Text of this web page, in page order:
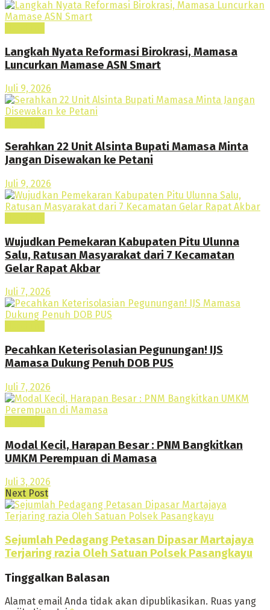
Langkah Nyata Reformasi Birokrasi, Mamasa
Luncurkan Mamase ASN Smart
Juli 9, 2026
Serahkan 22 Unit Alsinta Bupati Mamasa Minta
Jangan Disewakan ke Petani
Juli 9, 2026
Wujudkan Pemekaran Kabupaten Pitu Ulunna
Salu, Ratusan Masyarakat dari 7 Kecamatan
Gelar Rapat Akbar
Juli 7, 2026
Pecahkan Keterisolasian Pegunungan! IJS
Mamasa Dukung Penuh DOB PUS
Juli 7, 2026
Modal Kecil, Harapan Besar : PNM Bangkitkan
UMKM Perempuan di Mamasa
Juli 3, 2026
Next Post
Sejumlah Pedagang Petasan Dipasar Martajaya
Terjaring razia Oleh Satuan Polsek Pasangkayu
Tinggalkan Balasan
Alamat email Anda tidak akan dipublikasikan. Ruas yang